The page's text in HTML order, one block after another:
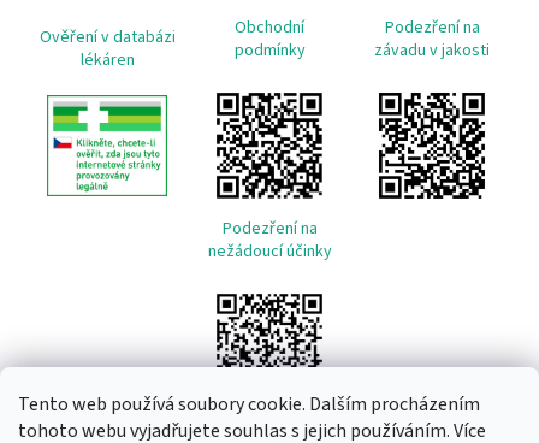
Tento web používá soubory cookie. Dalším procházením
tohoto webu vyjadřujete souhlas s jejich používáním. Více
Ověření v databázi
lékáren
Obchodní
podmínky
Podezření na
závadu v jakosti
Podezření na
nežádoucí účinky